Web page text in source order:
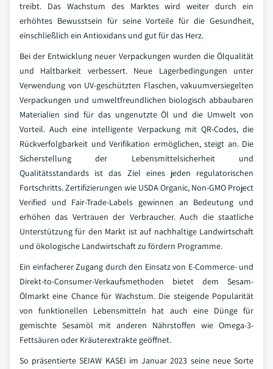
treibt. Das Wachstum des Marktes wird weiter durch ein
erhöhtes Bewusstsein für seine Vorteile für die Gesundheit,
einschließlich ein Antioxidans und gut für das Herz.
Bei der Entwicklung neuer Verpackungen wurden die Ölqualität
und Haltbarkeit verbessert. Neue Lagerbedingungen unter
Verwendung von UV-geschützten Flaschen, vakuumversiegelten
Verpackungen und umweltfreundlichen biologisch abbaubaren
Materialien sind für das ungenutzte Öl und die Umwelt von
Vorteil. Auch eine intelligente Verpackung mit QR-Codes, die
Rückverfolgbarkeit und Verifikation ermöglichen, steigt an. Die
Sicherstellung der Lebensmittelsicherheit und
Qualitätsstandards ist das Ziel eines jeden regulatorischen
Fortschritts. Zertifizierungen wie USDA Organic, Non-GMO Project
Verified und Fair-Trade-Labels gewinnen an Bedeutung und
erhöhen das Vertrauen der Verbraucher. Auch die staatliche
Unterstützung für den Markt ist auf nachhaltige Landwirtschaft
und ökologische Landwirtschaft zu fördern Programme.
Ein einfacherer Zugang durch den Einsatz von E-Commerce- und
Direkt-to-Consumer-Verkaufsmethoden bietet dem Sesam-
Ölmarkt eine Chance für Wachstum. Die steigende Popularität
von funktionellen Lebensmitteln hat auch eine Dünge für
gemischte Sesamöl mit anderen Nährstoffen wie Omega-3-
Fettsäuren oder Kräuterextrakte geöffnet.
So präsentierte SEIAW KASEI im Januar 2023 seine neue Sorte